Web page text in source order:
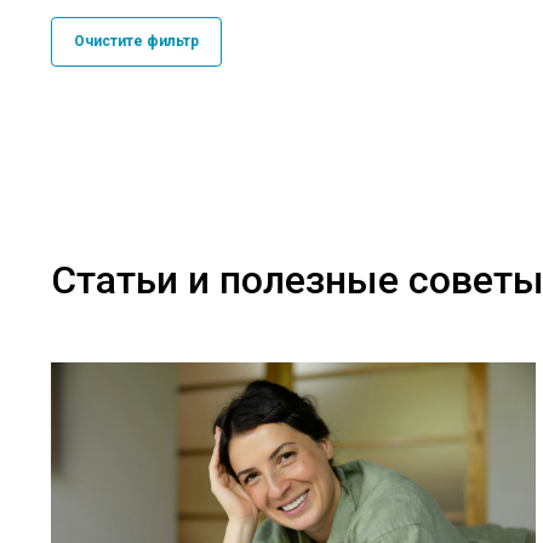
Очистите фильтр
Статьи и полезные советы